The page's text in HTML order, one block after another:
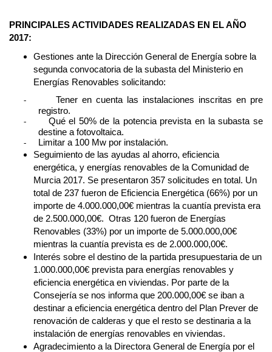
PRINCIPALES ACTIVIDADES REALIZADAS EN EL AÑO
2017:
Gestiones ante la Dirección General de Energía sobre la
segunda convocatoria de la subasta del Ministerio en
Energías Renovables solicitando:
-
Tener en cuenta las instalaciones inscritas en pre
registro.
-
Qué el 50% de la potencia prevista en la subasta se
destine a fotovoltaica.
-
Limitar a 100 Mw por instalación.
Seguimiento de las ayudas al ahorro, eficiencia
energética, y energías renovables de la Comunidad de
Murcia 2017. Se presentaron 357 solicitudes en total. Un
total de 237 fueron de Eficiencia Energética (66%) por un
importe de 4.000.000,00€ mientras la cuantía prevista era
de 2.500.000,00€. Otras 120 fueron de Energías
Renovables (33%) por un importe de 5.000.000,00€
mientras la cuantía prevista es de 2.000.000,00€.
Interés sobre el destino de la partida presupuestaria de un
1.000.000,00€ prevista para energías renovables y
eficiencia energética en viviendas. Por parte de la
Consejería se nos informa que 200.000,00€ se iban a
destinar a eficiencia energética dentro del Plan Prever de
renovación de calderas y que el resto se destinaria a la
instalación de energías renovables en viviendas.
Agradecimiento a la Directora General de Energía por el